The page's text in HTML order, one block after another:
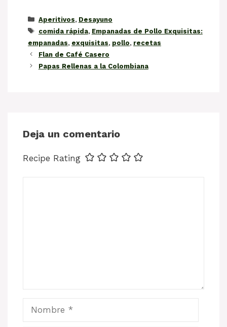
Categorías
Aperitivos, Desayuno
Etiquetas
comida rápida, Empanadas de Pollo Exquisitas:
empanadas, exquisitas, pollo, recetas
Flan de Café Casero
Papas Rellenas a la Colombiana
Deja un comentario
Recipe Rating